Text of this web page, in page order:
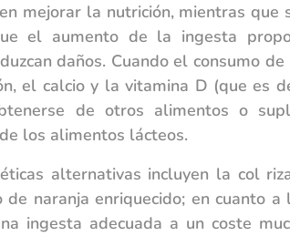
mejorar la nutrición, mientras que
el aumento de la ingesta
daños. Cuando el consumo
el calcio y la vitamina D (que es
de otros alimentos o
los alimentos lácteos.
alternativas incluyen la col
naranja enriquecido; en cuanto a
ingesta adecuada a un coste